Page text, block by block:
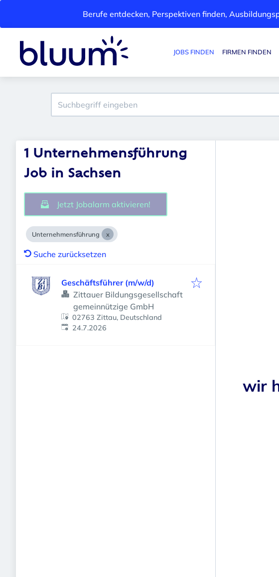
Berufe entdecken, Perspektiven finden,
JOBS FINDEN FIRMEN FINDEN
1 Unternehmensführung
Job in Sachsen
Jetzt Jobalarm aktivieren!
Unternehmensführung
Suche zurücksetzen
Geschäftsführer (m/w/d)
Zittauer Bildungsgesellschaft
gemeinnützige GmbH
02763 Zittau, Deutschland
Veröffentlicht:
24.7.2026
wir